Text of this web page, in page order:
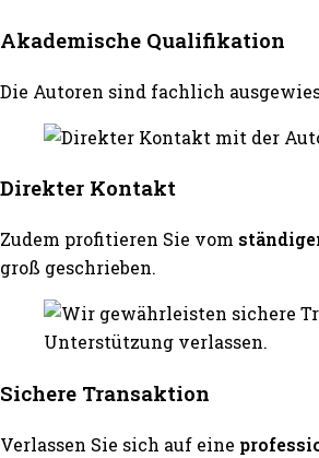
Akademische Qualifikation
Die Autoren sind fachlich
Direkter Kontakt
Zudem profitieren Sie vom
groß geschrieben.
Sichere Transaktion
Verlassen Sie sich auf eine